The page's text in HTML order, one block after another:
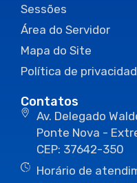
Sessões
Área do Servidor
Mapa do Site
Política de
Contatos
Av. Delegado
Ponte Nova -
CEP: 37642-350
Horário de